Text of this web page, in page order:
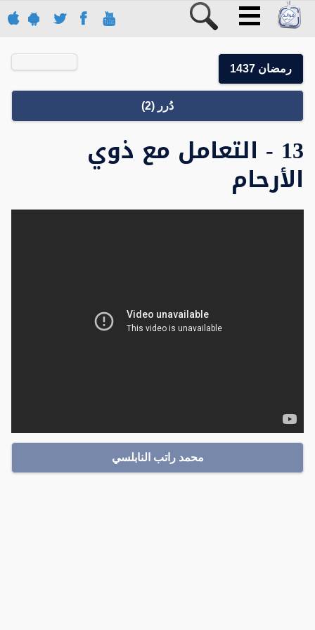
رمضان 1437
دُرر (2)
13 - التعامل مع ذوي
الأرحام
محمد راتب النابلسي